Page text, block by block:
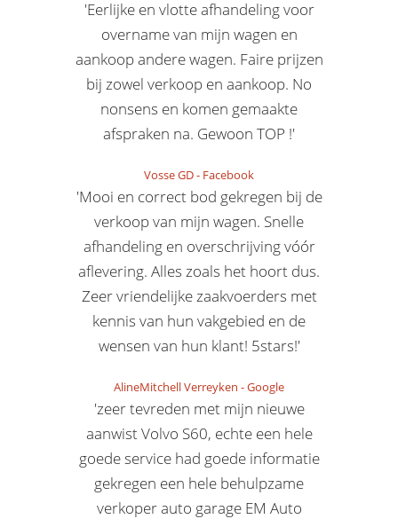
'Eerlijke en vlotte afhandeling voor
overname van mijn wagen en
aankoop andere wagen. Faire prijzen
bij zowel verkoop en aankoop. No
nonsens en komen gemaakte
afspraken na. Gewoon TOP !'
Vosse GD- Facebook
'Mooi en correct bod gekregen bij de
verkoop van mijn wagen. Snelle
afhandeling en overschrijving vóór
aflevering. Alles zoals het hoort dus.
Zeer vriendelijke zaakvoerders met
kennis van hun vakgebied en de
wensen van hun klant! 5stars!'
AlineMitchell Verreyken -Google
'zeer tevreden met mijn nieuwe
aanwist Volvo S60, echte een hele
goede service had goede informatie
gekregen een hele behulpzame
verkoper auto garage EM Auto